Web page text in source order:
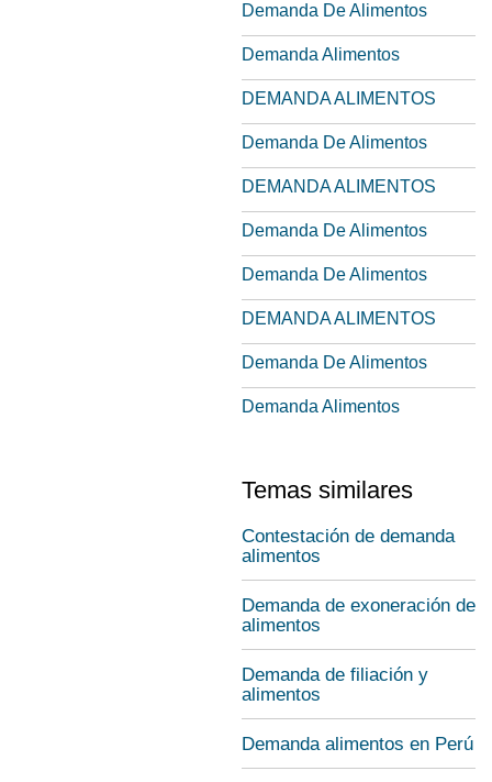
Demanda De Alimentos
Demanda Alimentos
DEMANDA ALIMENTOS
Demanda De Alimentos
DEMANDA ALIMENTOS
Demanda De Alimentos
Demanda De Alimentos
DEMANDA ALIMENTOS
Demanda De Alimentos
Demanda Alimentos
Temas similares
Contestación de demanda
alimentos
Demanda de exoneración de
alimentos
Demanda de filiación y
alimentos
Demanda alimentos en Perú